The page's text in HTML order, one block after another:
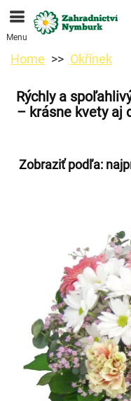
Objednávky
Najskorší možný
Menu
Home Okřínek
Rýchly a
– krásne kvety aj
Zobraziť podľa: